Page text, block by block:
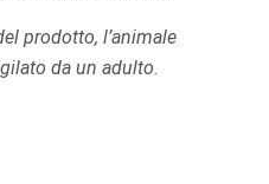
prodotto, l’animale
da un adulto.